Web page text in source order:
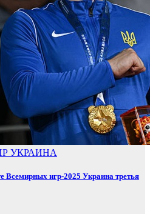
УКРАИНА
Всемирных игр-2025 Украина третья